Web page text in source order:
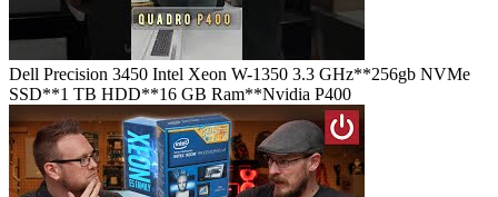
Dell Precision 3450 Intel Xeon W-1350 3.3 GHz**256gb NVMe
SSD**1 TB HDD**16 GB Ram**Nvidia P400